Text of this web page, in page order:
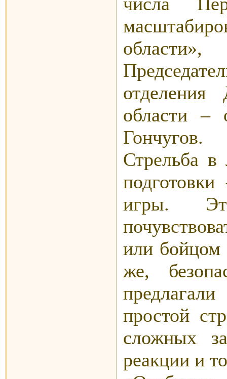
области –
Гончугов.
Стрельба в
игры.
или бойцом
же,
простой
сложных
реакции и